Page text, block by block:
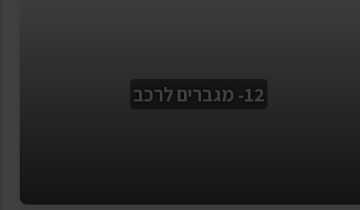
12- מגברים לרכב